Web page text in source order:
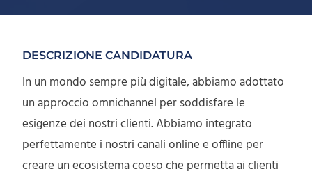
DESCRIZIONE CANDIDATURA
In un mondo sempre più digitale, abbiamo adottato
un approccio omnichannel per soddisfare le
esigenze dei nostri clienti. Abbiamo integrato
perfettamente i nostri canali online e offline per
creare un ecosistema coeso che permetta ai clienti